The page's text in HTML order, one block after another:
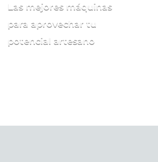
Las mejores máquinas
para aprovechar tu
potencial artesano